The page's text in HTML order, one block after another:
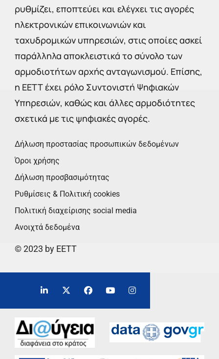
ρυθμίζει, εποπτεύει και ελέγχει τις αγορές
ηλεκτρονικών επικοινωνιών και
ταχυδρομικών υπηρεσιών, στις οποίες ασκεί
παράλληλα αποκλειστικά το σύνολο των
αρμοδιοτήτων αρχής ανταγωνισμού. Επίσης,
η ΕΕΤΤ έχει ρόλο Συντονιστή Ψηφιακών
Υπηρεσιών, καθώς και άλλες αρμοδιότητες
σχετικά με τις ψηφιακές αγορές.
Δήλωση προστασίας προσωπικών δεδομένων
Όροι χρήσης
Δήλωση προσβασιμότητας
Ρυθμίσεις & Πολιτική cookies
Πολιτική διαχείρισης social media
Ανοιχτά δεδομένα
© 2023 by EETT